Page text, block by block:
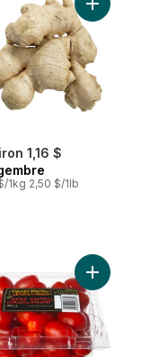
anglais au panier
1,16 $
1kg 2,50 $/1lb
Ajouter
panier Ajouter